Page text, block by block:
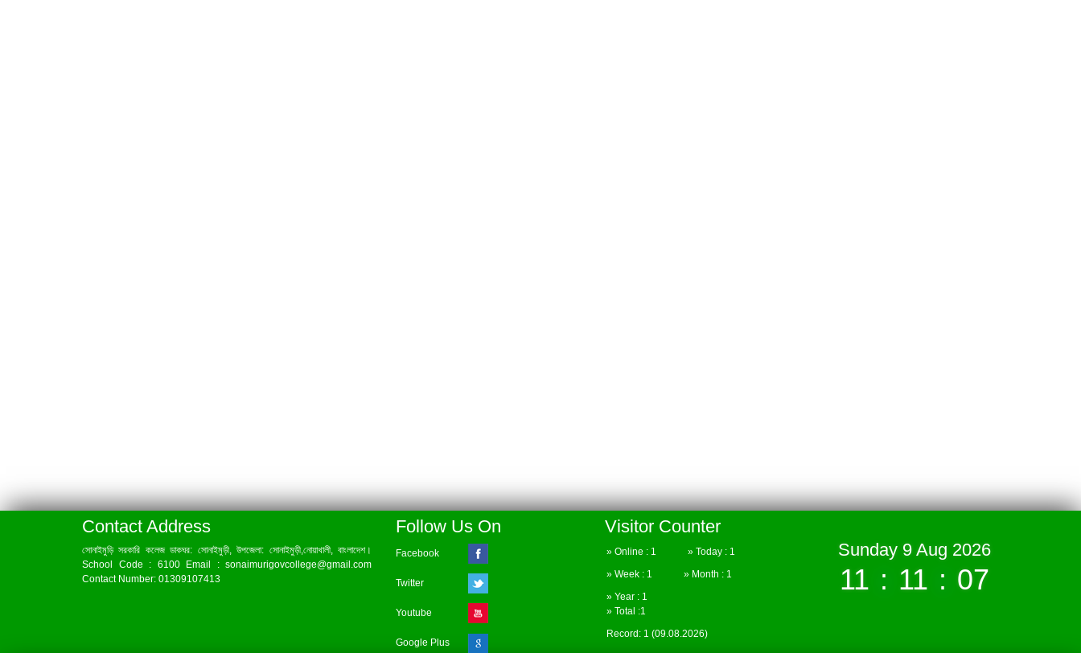
Contact Address
সোনাইমুড়ি সরকারি কলেজ ডাকঘর: সোনাইমুড়ী, উপজেলা: সোনাইমুড়ী,নোয়াখালী, বাংলাদেশ।
School Code : 6100 Email : sonaimurigovcollege@gmail.com
Contact Number: 01309107413
Follow Us On
Facebook
Twitter
Youtube
Google Plus
Visitor Counter
» Online : 1 » Today : 1
» Week : 1 » Month : 1
» Year : 1
» Total :1
Record: 1 (09.08.2026)
Sunday 9 Aug 2026
11 : 11 : 08